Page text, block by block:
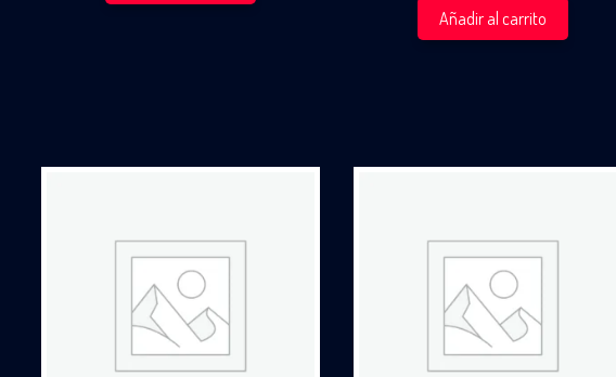
Añadir al carrito